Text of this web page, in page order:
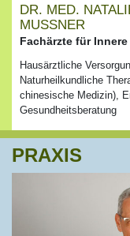
DR. MED.
MUSSNER
Fachärzte für
Hausärztliche
Naturheilkundliche
chinesische Medizin),
Gesundheitsberatung
SkipPRAXIS